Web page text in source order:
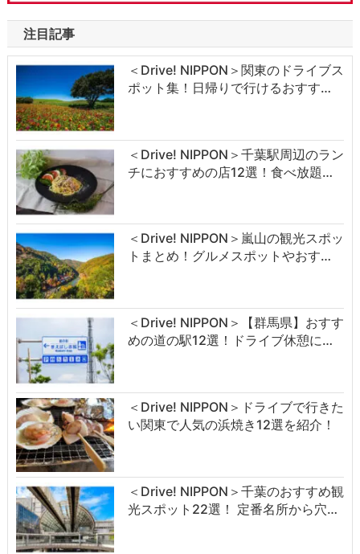
注目記事
＜Drive! NIPPON＞関東のドライブス
ポット集！日帰りで行けるおすす…
＜Drive! NIPPON＞千葉駅周辺のラン
チにおすすめの店12選！食べ放題…
＜Drive! NIPPON＞嵐山の観光スポッ
トまとめ！グルメスポットやおす…
＜Drive! NIPPON＞【群馬県】おすす
めの道の駅12選！ドライブ休憩に…
＜Drive! NIPPON＞ドライブで行きた
い関東で人気の浜焼き12選を紹介！
＜Drive! NIPPON＞千葉のおすすめ観
光スポット22選！ 定番名所から穴…